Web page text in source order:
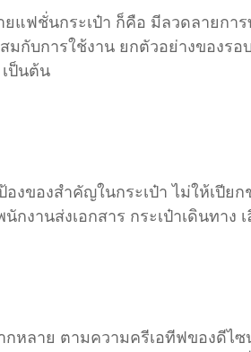
แฟชั่นกระเป๋า ก็คือ มีลวดลายก
บการใช้งาน ยกตัวอย่างของรอ
เป็นต้น
งของสำคัญในกระเป๋า ไม่ให้เปี
งานส่งเอกสาร กระเป๋าเดินทา
หลาย ตามความครีเอทีฟของดีไ